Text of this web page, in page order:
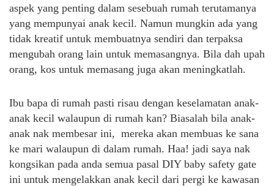
aspek yang penting dalam sesebuah rumah terutamanya
yang mempunyai anak kecil. Namun mungkin ada yang
tidak kreatif untuk membuatnya sendiri dan terpaksa
mengubah orang lain untuk memasangnya. Bila dah upah
orang, kos untuk memasang juga akan meningkatlah.
Ibu bapa di rumah pasti risau dengan keselamatan anak-
anak kecil walaupun di rumah kan? Biasalah bila anak-
anak nak membesar ini, mereka akan membuas ke sana
ke mari walaupun di dalam rumah. Haa! jadi saya nak
kongsikan pada anda semua pasal DIY baby safety gate
ini untuk mengelakkan anak kecil dari pergi ke kawasan